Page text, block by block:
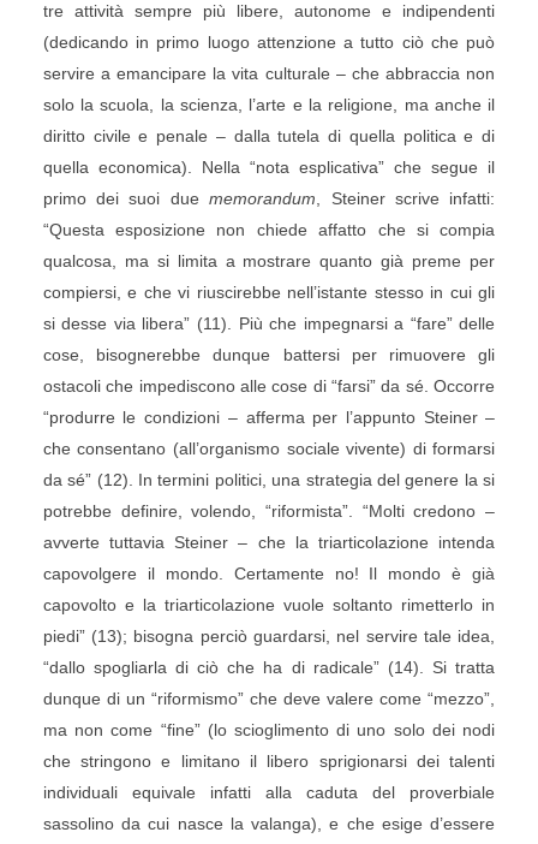
tre attività sempre più libere, autonome e indipendenti
(dedicando in primo luogo attenzione a tutto ciò che può
servire a emancipare la vita culturale – che abbraccia non
solo la scuola, la scienza, l’arte e la religione, ma anche il
diritto civile e penale – dalla tutela di quella politica e di
quella economica). Nella “nota esplicativa” che segue il
primo dei suoi duememorandum , Steiner scrive infatti:
“Questa esposizione non chiede affatto che si compia
qualcosa, ma si limita a mostrare quanto già preme per
compiersi, e che vi riuscirebbe nell’istante stesso in cui gli
si desse via libera” (11). Più che impegnarsi a “fare” delle
cose, bisognerebbe dunque battersi per rimuovere gli
ostacoli che impediscono alle cose di “farsi” da sé. Occorre
“produrre le condizioni – afferma per l’appunto Steiner –
che consentano (all’organismo sociale vivente) di formarsi
da sé” (12). In termini politici, una strategia del genere la si
potrebbe definire, volendo, “riformista”. “Molti credono –
avverte tuttavia Steiner – che la triarticolazione intenda
capovolgere il mondo. Certamente no! Il mondo è già
capovolto e la triarticolazione vuole soltanto rimetterlo in
piedi” (13); bisogna perciò guardarsi, nel servire tale idea,
“dallo spogliarla di ciò che ha di radicale” (14). Si tratta
dunque di un “riformismo” che deve valere come “mezzo”,
ma non come “fine” (lo scioglimento di uno solo dei nodi
che stringono e limitano il libero sprigionarsi dei talenti
individuali equivale infatti alla caduta del proverbiale
sassolino da cui nasce la valanga), e che esige d’essere